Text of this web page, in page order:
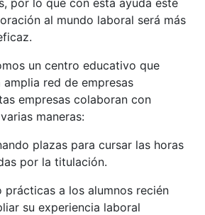
al mundo laboral será más
un centro educativo que
red de empresas
empresas colaboran con
maneras:
plazas para cursar las horas
por la titulación.
a los alumnos recién
su experiencia laboral